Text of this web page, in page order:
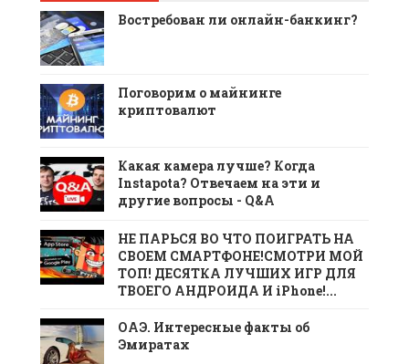
Востребован ли онлайн-банкинг?
Поговорим о майнинге
криптовалют
Какая камера лучше? Когда
Instapota? Отвечаем на эти и
другие вопросы - Q&A
НЕ ПАРЬСЯ ВО ЧТО ПОИГРАТЬ НА
СВОЕМ СМАРТФОНЕ!СМОТРИ МОЙ
ТОП! ДЕСЯТКА ЛУЧШИХ ИГР ДЛЯ
ТВОЕГО АНДРОИДА И iPhone!...
ОАЭ. Интересные факты об
Эмиратах